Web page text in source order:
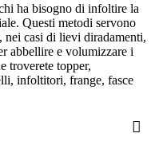
ha bisogno di infoltire la
Questi metodi servono
casi di lievi diradamenti,
abbellire e volumizzare i
troverete topper,
infoltitori, frange, fasce